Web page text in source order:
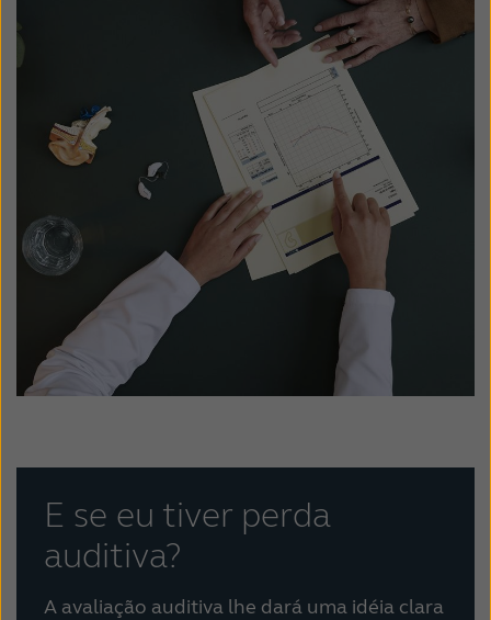
E se eu tiver perda
auditiva?
A avaliação auditiva lhe dará uma idéia clara